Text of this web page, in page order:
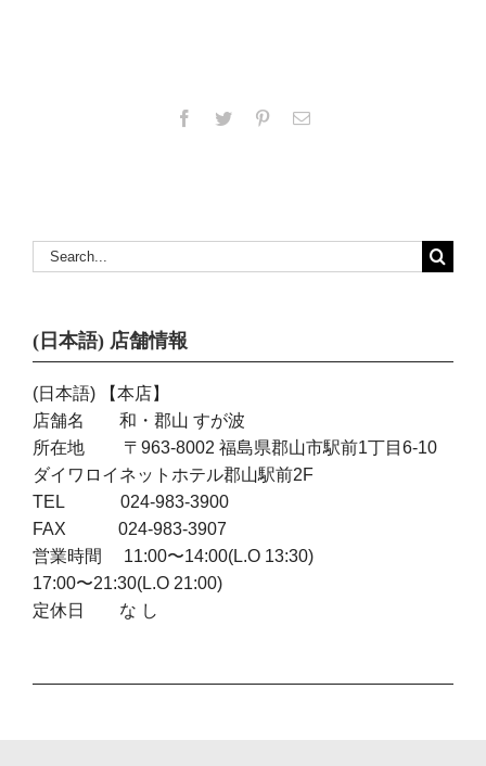
Facebook
Twitter PinterestEmail
Search
(日本語) 店舗情報
(日本語) 【本店】
店舗名 和・郡山 すが波
所在地 〒963-8002 福島県郡山市駅前1丁目6-10
ダイワロイネットホテル郡山駅前2F
TEL 024-983-3900
FAX 024-983-3907
営業時間 11:00〜14:00(L.O 13:30)
17:00〜21:30(L.O 21:00)
定休日 な し